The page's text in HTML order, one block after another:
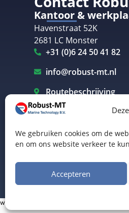
We gebruiken cookies om de
en om ons website verkeer te
Accepteren
Kantoor &
Havenstraat 52K
2681 LC Monster
+31 (0)6 24 50 41 82
info@robust-mt.nl
Routebeschrijving
Elektrisch varen Westland
www.robust-mt.nl